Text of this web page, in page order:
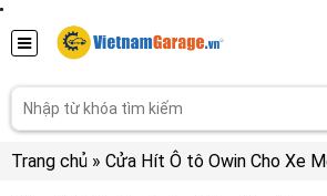
Trang chủ » Cửa Hít Ô tô Owin Cho Xe